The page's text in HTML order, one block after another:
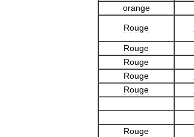
orange
Rouge
Rouge
Rouge
Rouge
Rouge
Rouge